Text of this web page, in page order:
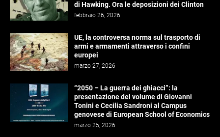
di Hawking. Ora le deposizioni dei Clinton
febbraio 26, 2026
UE, la controversa norma sul trasporto di
armi e armamenti attraverso i confini
europei
marzo 27, 2026
“2050 – La guerra dei ghiacci”: la
presentazione del volume di Giovanni
Tonini e Cecilia Sandroni al Campus
genovese di European School of Economics
marzo 25, 2026